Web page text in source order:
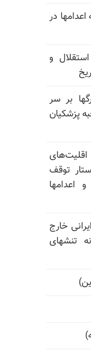
در
و
بر سر
پزشکیان
توقف
اعدامها
خارج
تنشهای